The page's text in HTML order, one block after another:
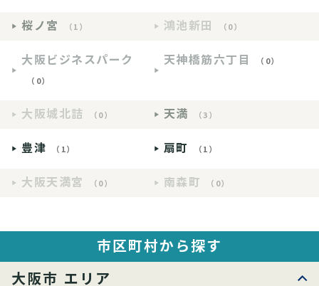
桜ノ宮 （1） 鴻池新田 （0）
大阪ビジネスパーク
（0）
天神橋筋六丁目 （0）
大阪城北詰 （0） 天満 （3）
豊津 （1） 扇町 （1）
大阪天満宮 （0） 南森町 （0）
市区町村から探す
大阪市 エリア